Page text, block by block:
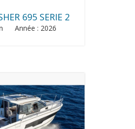
695 SERIE 2
Année : 2026